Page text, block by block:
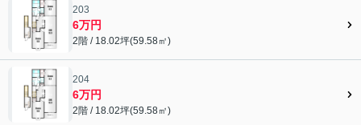
203
6万円
2階 / 18.02坪(59.58㎡)
204
6万円
2階 / 18.02坪(59.58㎡)